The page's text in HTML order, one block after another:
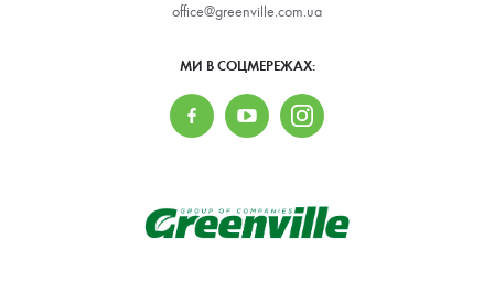
office@greenville.com.ua
МИ В СОЦМЕРЕЖАХ: